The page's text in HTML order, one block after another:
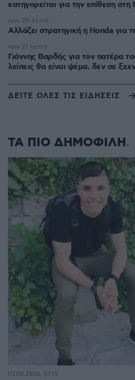
κατηγορείται για την επίθεση στη
Αλλάζει στρατηγική η Honda για
πριν 20 λεπτά
Γιάννης Βαρδής για τον πατέρα
λείπεις θα είναι ψέμα, δεν σε
πριν 21 λεπτά
ΔΕΙΤΕ ΟΛΕΣ ΤΙΣ ΕΙΔΗΣΕΙΣ
ΤΑ ΠΙΟ ΔΗΜΟΦΙΛΗ
07.08.2026, 07:19